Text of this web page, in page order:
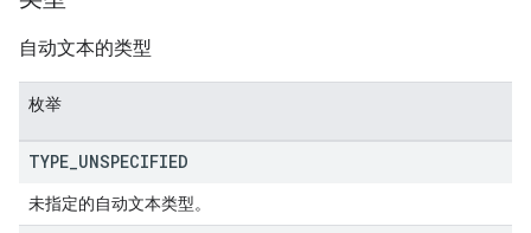
自动文本的类型
枚举
TYPE UNSPECIFIED
未指定的自动文本类型。